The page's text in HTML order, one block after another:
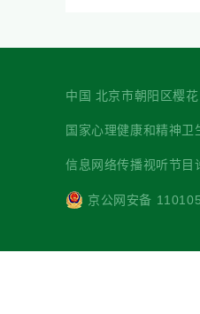
中国 北京市朝阳区
国家心理健康和精神
信息网络传播视听节
京公网安备